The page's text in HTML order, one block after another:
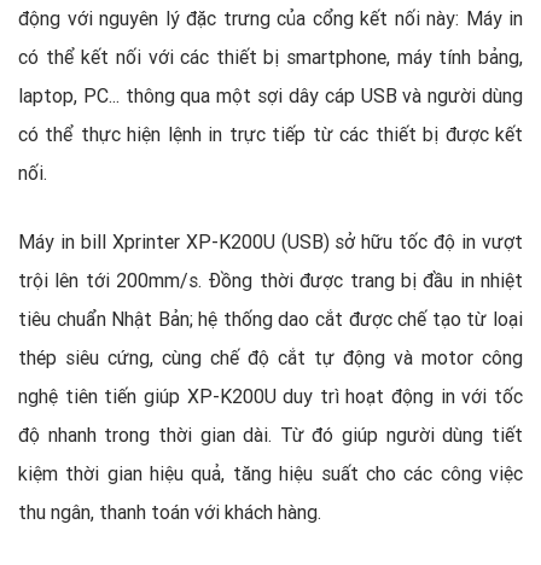
động với nguyên lý đặc trưng của cổng kết nối này: Máy in
có thể kết nối với các thiết bị smartphone, máy tính bảng,
laptop, PC... thông qua một sợi dây cáp USB và người dùng
có thể thực hiện lệnh in trực tiếp từ các thiết bị được kết
nối.
Máy in bill Xprinter XP-K200U (USB) sở hữu tốc độ in vượt
trội lên tới 200mm/s. Đồng thời được trang bị đầu in nhiệt
tiêu chuẩn Nhật Bản; hệ thống dao cắt được chế tạo từ loại
thép siêu cứng, cùng chế độ cắt tự động và motor công
nghệ tiên tiến giúp XP-K200U duy trì hoạt động in với tốc
độ nhanh trong thời gian dài. Từ đó giúp người dùng tiết
kiệm thời gian hiệu quả, tăng hiệu suất cho các công việc
thu ngân, thanh toán với khách hàng.